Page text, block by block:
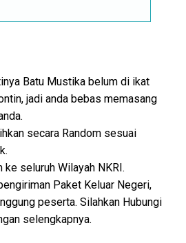
Batu Mustika belum di ikat
jadi anda bebas memasang
secara Random sesuai
ke seluruh Wilayah NKRI.
Paket Keluar Negeri,
peserta. Silahkan Hubungi
selengkapnya.